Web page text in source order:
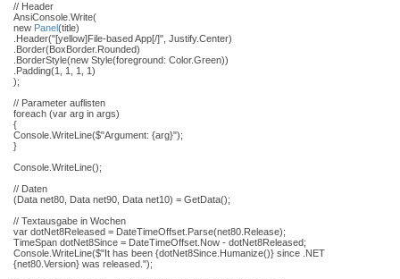
// Header
AnsiConsole.Write(
new Panel(title)
.Header("[yellow]File-based App[/]", Justify.Center)
.Border(BoxBorder.Rounded)
.BorderStyle(new Style(foreground: Color.Green))
.Padding(1, 1, 1, 1)
);
// Parameter auflisten
foreach (var arg in args)
{
Console.WriteLine($"Argument: {arg}");
}
Console.WriteLine();
// Daten
(Data net80, Data net90, Data net10) = GetData();
// Textausgabe in Wochen
var dotNet8Released = DateTimeOffset.Parse(net80.Release);
TimeSpan dotNet8Since = DateTimeOffset.Now - dotNet8Released;
Console.WriteLine($"It has been {dotNet8Since.Humanize()} since .NET
{net80.Version} was released.");